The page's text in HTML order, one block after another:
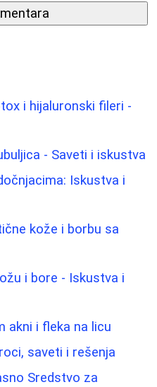
i hijaluronski fileri -
- Saveti i iskustva
Iskustva i
kože i borbu sa
i bore - Iskustva i
akni i fleka na licu
saveti i rešenja
Sredstvo za